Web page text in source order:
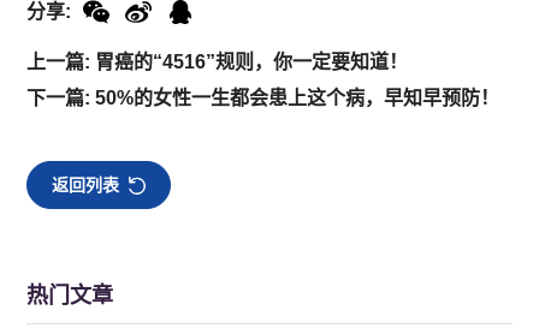
上一篇: 胃癌的“4516”规则，你一定要知道！
下一篇: 50%的女性一生都会患上这个病，早知早预防！
分享:
返回列表
热门文章